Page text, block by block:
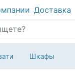
Доставка
Шкафы